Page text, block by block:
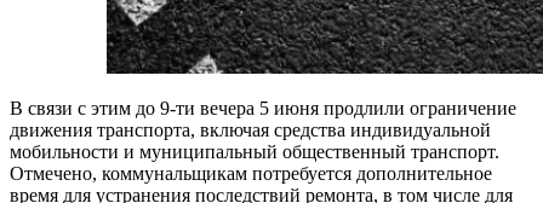
В связи с этим до 9-ти вечера 5 июня продлили ограничение
движения транспорта, включая средства индивидуальной
мобильности и муниципальный общественный транспорт.
Отмечено, коммунальщикам потребуется дополнительное
время для устранения последствий ремонта, в том числе для